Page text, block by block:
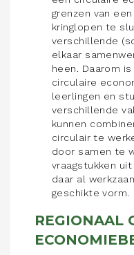
grenzen van
kringlopen te
verschillende
elkaar
heen. Daarom
circulaire
leerlingen en
verschillende
kunnen
circulair te
door samen te
vraagstukken
daar al
geschikte vorm.
REGIONAAL